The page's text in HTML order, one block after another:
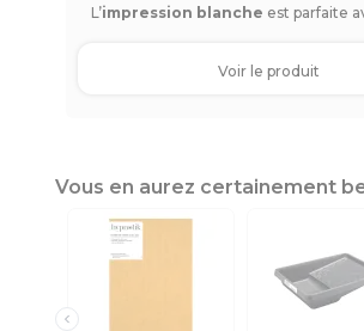
L’impression blanche est parfaite
Voir le produit
Vous en aurez certainement